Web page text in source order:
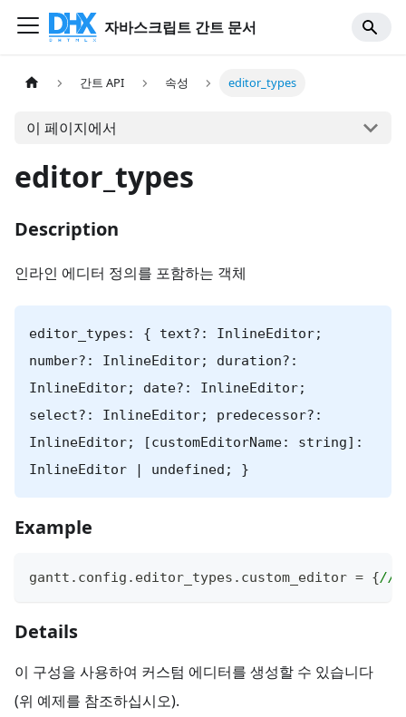
자바스크립트 간트 문서
간트 API 속성 editor_types
이 페이지에서
editor_types
Description
인라인 에디터 정의를 포함하는 객체
editor_types: { text?: InlineEditor;
number?: InlineEditor; duration?:
InlineEditor; date?: InlineEditor;
select?: InlineEditor; predecessor?:
InlineEditor; [customEditorName: string]:
InlineEditor | undefined; }
Example
gantt . config . editor_types . custom_editor = {//
Details
이 구성을 사용하여 커스텀 에디터를 생성할 수 있습니다
(위 예제를 참조하십시오).